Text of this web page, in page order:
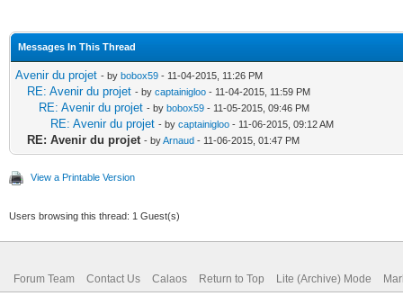
Messages In This Thread
Avenir du projet - by bobox59 - 11-04-2015, 11:26 PM
RE: Avenir du projet - by captainigloo - 11-04-2015, 11:59 PM
RE: Avenir du projet - by bobox59 - 11-05-2015, 09:46 PM
RE: Avenir du projet - by captainigloo - 11-06-2015, 09:12 AM
RE: Avenir du projet - byArnaud - 11-06-2015, 01:47 PM
View a Printable Version
Users browsing this thread: 1 Guest(s)
Forum Team Contact Us Calaos Return to Top Lite (Archive) Mode